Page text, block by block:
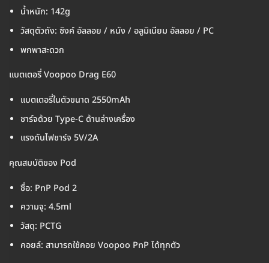
น้ำหนัก: 142g
วัสดุตัวถัง: ซิงค์ อัลลอย / หนัง / อลูมิเนียม อัลลอย / PC
พกพาสะดวก
แบตเตอรี่ Voopoo Drag E60
แบตเตอรี่ในตัวขนาด 2550mAh
ชาร์จด้วย Type-C ด้านล่างเครื่อง
แรงดันไฟชาร์จ 5V/2A
คุณสมบัติของ Pod
ชื่อ: PnP Pod 2
ความจุ: 4.5ml
วัสดุ: PCTG
คอยล์: สามารถใช้คอย Voopoo PnP ได้ทุกตัว